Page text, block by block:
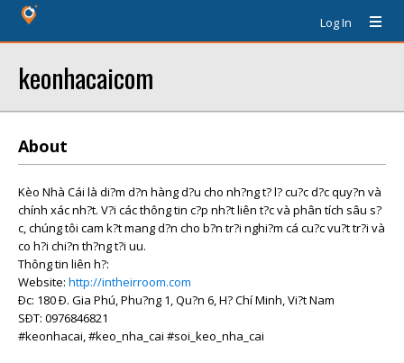
Log In
keonhacaicom
About
Kèo Nhà Cái là di?m d?n hàng d?u cho nh?ng t? l? cu?c d?c quy?n và
chính xác nh?t. V?i các thông tin c?p nh?t liên t?c và phân tích sâu s?
c, chúng tôi cam k?t mang d?n cho b?n tr?i nghi?m cá cu?c vu?t tr?i và
co h?i chi?n th?ng t?i uu.
Thông tin liên h?:
Website: http://intheirroom.com
Ðc: 180 Ð. Gia Phú, Phu?ng 1, Qu?n 6, H? Chí Minh, Vi?t Nam
SÐT: 0976846821
#keonhacai, #keo_nha_cai #soi_keo_nha_cai